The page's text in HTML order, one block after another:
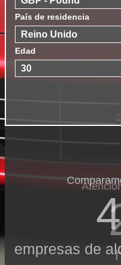
País de residencia
Edad
empresas de